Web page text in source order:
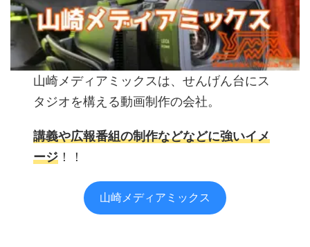
山崎メディアミックスは、せんげん台にス
タジオを構える動画制作の会社。
講義や広報番組の制作などなどに強いイメ
ージ ！！
山崎メディアミックス